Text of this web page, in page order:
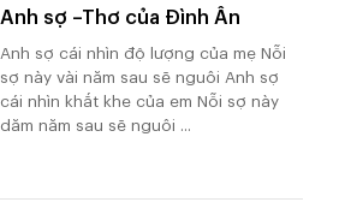
Anh sợ –Thơ của Đình Ân
Anh sợ cái nhìn độ lượng của mẹ Nỗi
sợ này vài năm sau sẽ nguôi Anh sợ
cái nhìn khắt khe của em Nỗi sợ này
dăm năm sau sẽ nguôi ...